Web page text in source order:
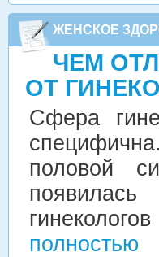
ЖЕНСКОЕ
ЧЕМ
ОТ
Сфера
половой
появилась
полностью